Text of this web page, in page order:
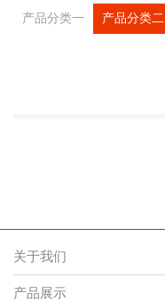
产品分类一 产品分类二
关于我们
产品展示